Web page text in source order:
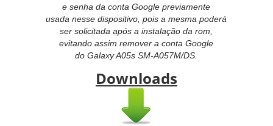
e senha da conta Google previamente
usada nesse dispositivo, pois a mesma poderá
ser solicitada após a instalação da rom,
evitando assim remover a conta Google
doGalaxy A05s SM-A057M/DS.
Downloads